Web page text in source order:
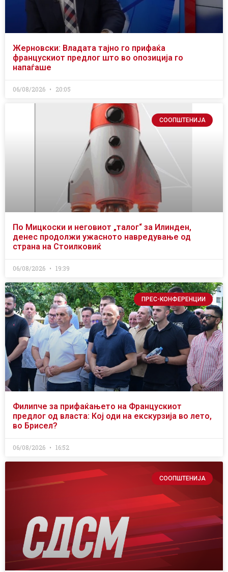
Жерновски: Владата тајно го прифаќа
францускиот предлог што во опозиција го
напаѓаше
06/08/2026 20:05
СООПШТЕНИЈА
По Мицкоски и неговиот „талог“ за Илинден,
денес продолжи ужасното навредување од
страна на Стоилковиќ
06/08/2026 19:39
ПРЕС-КОНФЕРЕНЦИИ
Филипче за прифаќањето на Францускиот
предлог од власта: Кој оди на екскурзија во лето,
во Брисел?
06/08/2026 16:52
СООПШТЕНИЈА